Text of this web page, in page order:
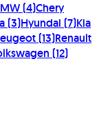
(4)Chery
(3)Hyundai (7)Kia
(13)Renault
(12)